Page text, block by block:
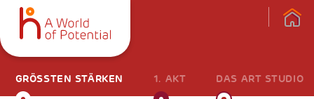
GRÖSSTEN STÄRKEN 1. AKT DAS ART STUDIO